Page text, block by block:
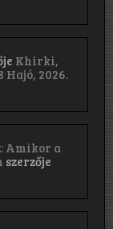
Khirki,
Hajó, 2026.
Amikor a
szerzője